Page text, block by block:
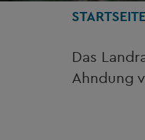
STARTSEITE
Das
Ahndung